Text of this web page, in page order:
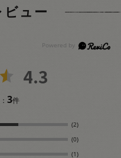
ビュー
4.3
3件
(2)
(0)
(1)